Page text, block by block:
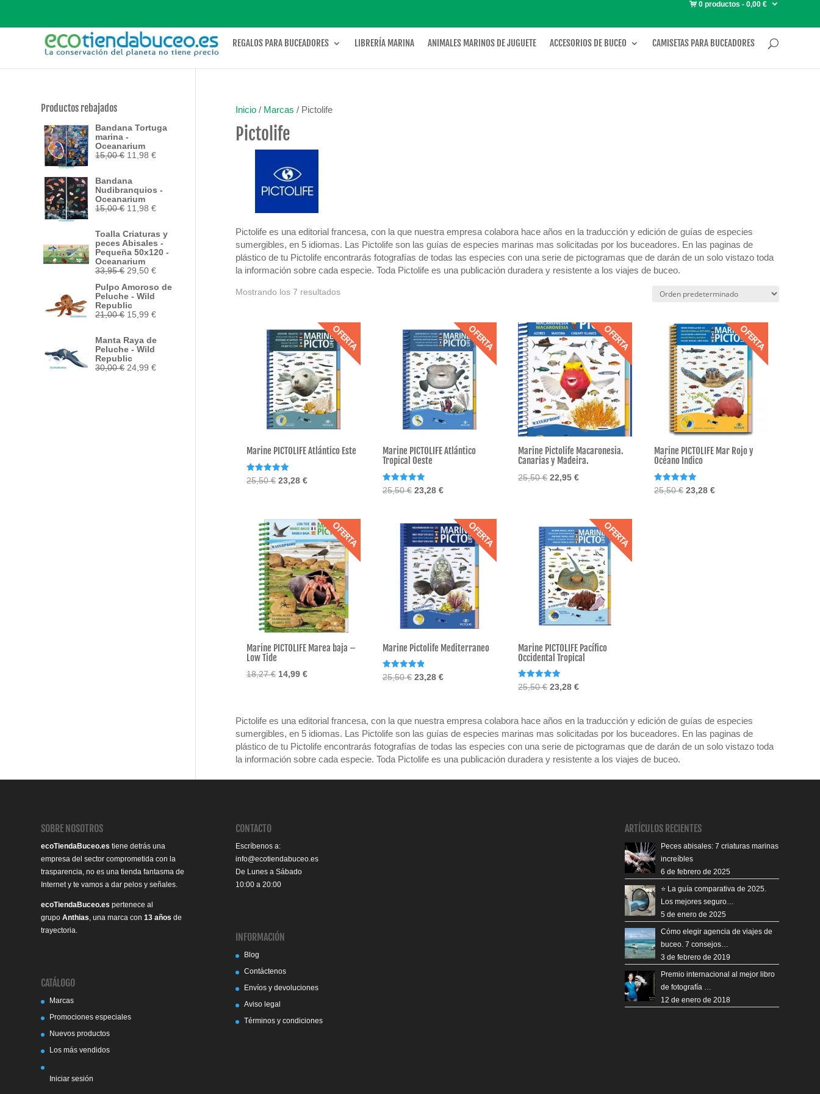
0 productos 0,00 €
REGALOS PARA BUCEADORES LIBRERÍA MARINA ANIMALES MARINOS DE JUGUETE ACCESORIOS DE BUCEO CAMISETAS PARA BUCEADORES
Inicio / Marcas / Pictolife
Pictolife
Pictolife es una editorial francesa, con la que nuestra empresa colabora hace años en la traducción y edición de guías de especies
sumergibles, en 5 idiomas. Las Pictolife son las guías de especies marinas mas solicitadas por los buceadores. En las paginas de
plástico de tu Pictolife encontrarás fotografías de todas las especies con una serie de pictogramas que de darán de un solo vistazo toda
la información sobre cada especie. Toda Pictolife es una publicación duradera y resistente a los viajes de buceo.
Mostrando los 7 resultados
OFERTA
Marine PICTOLIFE Atlántico Este
Valorado
con
25,50€ El
era:
25,50 €.
23,28€El
es:
23,28 €.
OFERTA
Marine PICTOLIFE Atlántico
Tropical Oeste
Valorado
con
25,50€ El
era:
25,50 €.
23,28 €El
actual
es:
23,28 €.
OFERTA
Marine Pictolife Macaronesia.
Canarias y Madeira.
25,50€ El
25,50 €.
22,95€El
es:
22,95 €.
OFERTA
Marine PICTOLIFE Mar Rojo y
Océano Indico
Valorado
con
25,50€ El
23,28 €El
OFERTA
Marine PICTOLIFE Marea baja –
Low Tide
18,27€ El
18,27 €.
14,99€El
es:
14,99 €.
OFERTA
Marine Pictolife Mediterraneo
Valorado
con
25,50€ El
era:
25,50 €.
23,28 €El
es:
23,28 €.
OFERTA
Marine PICTOLIFE Pacífico
Occidental Tropical
Valorado
con
25,50€ El
25,50 €.
23,28€El
es:
23,28 €.
Pictolife es una editorial francesa, con la que nuestra empresa colabora hace años en la traducción y edición de guías de especies
sumergibles, en 5 idiomas. Las Pictolife son las guías de especies marinas mas solicitadas por los buceadores. En las paginas de
plástico de tu Pictolife encontrarás fotografías de todas las especies con una serie de pictogramas que de darán de un solo vistazo toda
la información sobre cada especie. Toda Pictolife es una publicación duradera y resistente a los viajes de buceo.
Productos rebajados
Bandana Tortuga
marina -
Oceanarium
15,00€ El
era:
15,00 €.
11,98€El
11,98 €.
Bandana
Nudibranquios -
Oceanarium
15,00€ El
era:
15,00 €.
11,98€El
es:
11,98 €.
Toalla Criaturas y
peces Abisales -
Pequeña 50x120 -
Oceanarium
33,95€ El
original
era:
33,95 €.
29,50€El
actual
Pulpo Amoroso de
Peluche - Wild
Republic
21,00€ El
era:
21,00 €.
15,99€El
es:
Manta Raya de
Peluche - Wild
Republic
30,00€ El
24,99€El
SOBRE NOSOTROS
ecoTiendaBuceo.es tiene detrás una
empresa del sector comprometida con la
trasparencia, no es una tienda fantasma de
Internet y te vamos a dar pelos y señales.
ecoTiendaBuceo.es pertenece al
grupoAnthias, una marca con13 años de
trayectoria.
CATÁLOGO
Marcas
Promociones especiales
Nuevos productos
Los más vendidos
Iniciar sesión
CONTACTO
Escríbenos a:
info@ecotiendabuceo.es
De Lunes a Sábado
10:00 a 20:00
INFORMACIÓN
Blog
Contáctenos
Envíos y devoluciones
Aviso legal
Términos y condiciones
ARTÍCULOS RECIENTES
Peces abisales: 7 criaturas marinas
increíbles
6 de febrero de 2025
⭐️ La guía comparativa de 2025.
Los mejores seguro…
5 de enero de 2025
Cómo elegir agencia de viajes de
buceo. 7 consejos…
3 de febrero de 2019
Premio internacional al mejor libro
de fotografía …
12 de enero de 2018